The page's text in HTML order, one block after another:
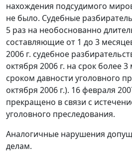
нахождения подсудимого
не было. Судебные
5 раз на необоснованно
составляющие от 1 до 3
2006 г. судебное
октября 2006 г. на срок более 3
сроком давности уголовного
октября 2006 г.). 16 февраля
прекращено в связи с
уголовного преследования.
Аналогичные нарушения
делам.